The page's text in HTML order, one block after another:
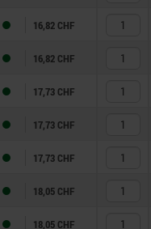
16,82 CHF
16,82 CHF
17,73 CHF
17,73 CHF
17,73 CHF
18,05 CHF
18,05 CHF